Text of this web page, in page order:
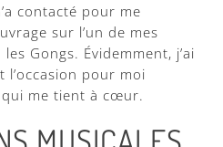
contacté pour me
sur l’un de mes
Gongs. Évidemment, j’ai
l’occasion pour moi
me tient à cœur.